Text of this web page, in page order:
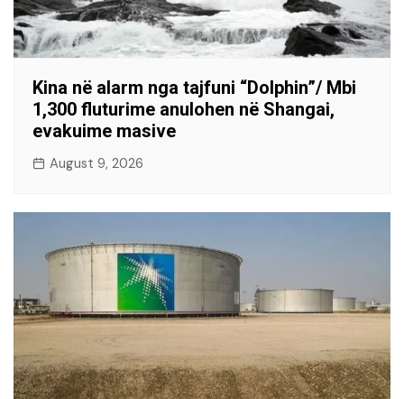
Kina në alarm nga tajfuni “Dolphin”/ Mbi
1,300 fluturime anulohen në Shangai,
evakuime masive
August 9, 2026